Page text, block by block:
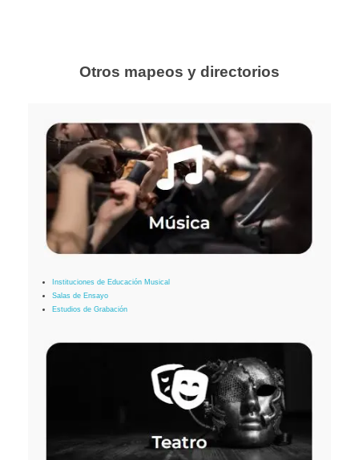
Otros mapeos y directorios
Instituciones de Educación Musical
Salas de Ensayo
Estudios de Grabación